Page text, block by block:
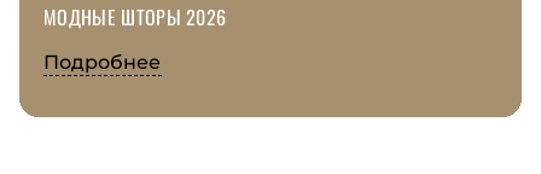
МОДНЫЕ ШТОРЫ 2026
Подробнее